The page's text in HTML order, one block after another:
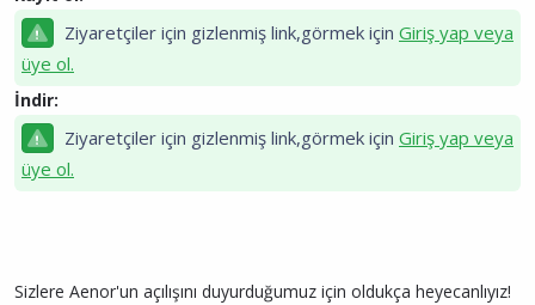
y
Ziyaretçiler için gizlenmiş link,görmek için Giriş yap veya
üye ol.
İndir:
Ziyaretçiler için gizlenmiş link,görmek için Giriş yap veya
üye ol.
Sizlere Aenor'un açılışını duyurduğumuz için oldukça heyecanlıyız!